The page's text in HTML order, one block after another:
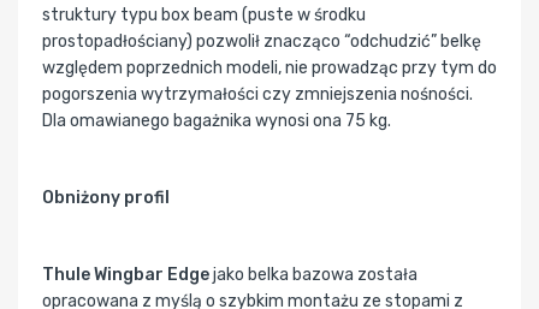
struktury typu box beam (puste w środku
prostopadłościany) pozwolił znacząco “odchudzić” belkę
względem poprzednich modeli, nie prowadząc przy tym do
pogorszenia wytrzymałości czy zmniejszenia nośności.
Dla omawianego bagażnika wynosi ona 75 kg.
Obniżony profil
Thule Wingbar Edgejako belka bazowa została
opracowana z myślą o szybkim montażu ze stopami z